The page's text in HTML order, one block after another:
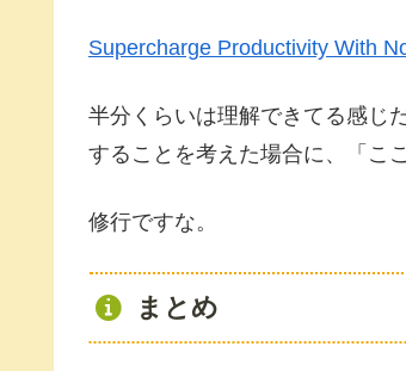
Supercharge Productivity With
半分くらいは理解できてる感じ
することを考えた場合に、「こ
修行ですな。
まとめ